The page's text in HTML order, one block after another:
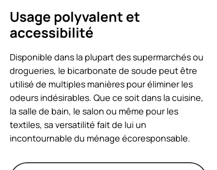
Usage polyvalent et
accessibilité
Disponible dans la plupart des supermarchés ou
drogueries, le bicarbonate de soude peut être
utilisé de multiples manières pour éliminer les
odeurs indésirables. Que ce soit dans la cuisine,
la salle de bain, le salon ou même pour les
textiles, sa versatilité fait de lui un
incontournable du ménage écoresponsable.